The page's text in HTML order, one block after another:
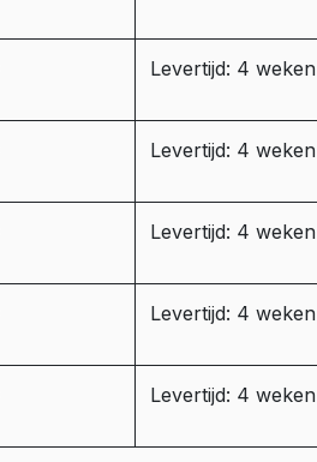
Levertijd: 4 weken
Levertijd: 4 weken
Levertijd: 4 weken
Levertijd: 4 weken
Levertijd: 4 weken